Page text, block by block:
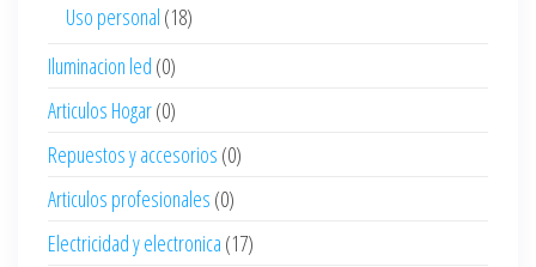
Uso personal (18)
Iluminacion led (0)
Articulos Hogar(0)
Repuestos y accesorios (0)
Articulos profesionales (0)
Electricidad y electronica (17)